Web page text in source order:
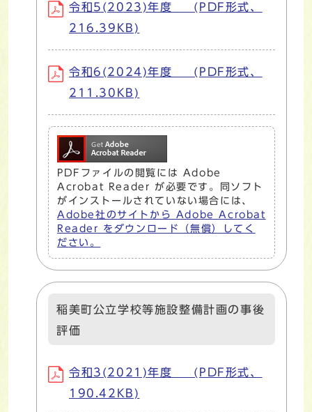
令和5(2023)年度 (PDF形式、
216.39KB)
令和6(2024)年度 (PDF形式、
211.30KB)
PDFファイルの閲覧には Adobe
Acrobat Reader が必要です。同ソフト
がインストールされていない場合には、
Adobe社のサイトから Adobe Acrobat
Reader をダウンロード（無償）してく
ださい。
稲美町公立学校等施設整備計画の事後
評価
令和3(2021)年度 (PDF形式、
190.42KB)